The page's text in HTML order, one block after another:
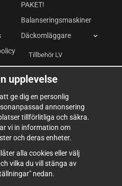
PAKET!
Balanseringsmaskiner
Däckomläggare
Tillbehör LV
Däckomläggare LV
Fordonslyftar
Kompressor & Pneumatik
Verkstadsutrustning
Verktyg & Inredning
Förbrukning
upplevelse
ge dig en personlig
annonsering
tillförlitliga och säkra.
vi in information om
och deras enheter.
alla cookies eller välj
vilka du vill stänga av
nedan.